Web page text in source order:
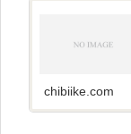
chibiike.com